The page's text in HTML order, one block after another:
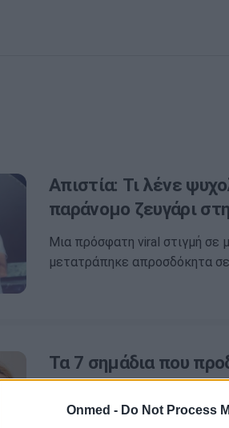
Onmed - Do Not Process
Απιστία: Τι λένε
παράνομο ζευγάρι
Μια πρόσφατη viral στιγμή σε
μετατράπηκε απροσδόκητα σε
Τα 7 σημάδια που
“ένοχοι” δεν τα
Η απιστία μπορεί να είναι